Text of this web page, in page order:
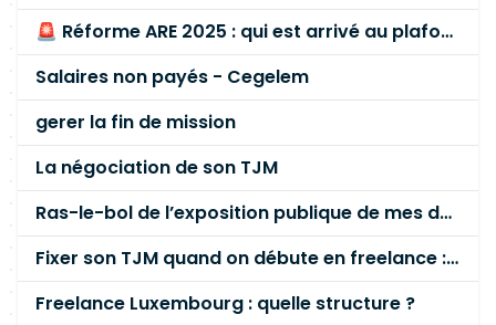
🚨 Réforme ARE 2025 : qui est arrivé au plafond des 60 % en gardant son entreprise ?
Salaires non payés - Cegelem
gerer la fin de mission
La négociation de son TJM
Ras-le-bol de l’exposition publique de mes données personnelles liées à mon entreprise
Fixer son TJM quand on débute en freelance : la méthode mathématique (et pas au feeling) 🛑
Freelance Luxembourg : quelle structure ?